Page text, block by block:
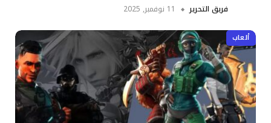
فريق التحرير 11 نوفمبر, 2025
ألعاب